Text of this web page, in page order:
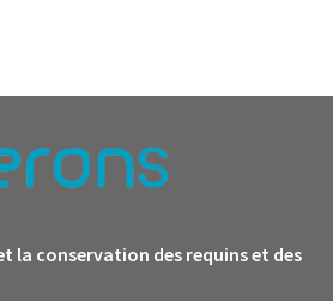
la conservation des requins et des